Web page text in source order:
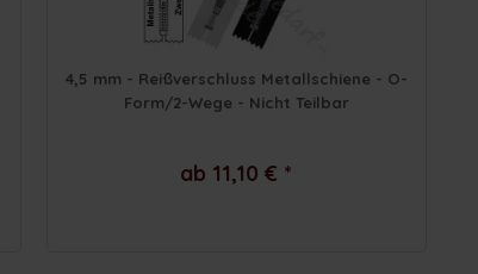
4,5 mm - Reißverschluss Metallschiene - O-
Form/2-Wege - Nicht Teilbar
ab 11,10 € *